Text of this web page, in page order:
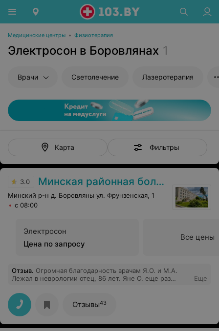
Медицинские центры • Физиотерапия
Электросон в Боровлянах 1
Врачи Светолечение Лазеротерапия
Карта Фильтры
3.0 Минская районная больница
Минский р-н д. Боровляны ул. Фрунзенская, 1
с 08:00
Электросон
Цена по запросу
Все цены
Отзыв. Огромная благодарность врачам Я.О. и М.А.
Лежал в неврологии отец, 86 лет. Яне О. еще раз
и чуткое отношение. На все многочисленные вопросы,
которые задавали и я, и отец, отвечала спокойно,
объясняла понятно. Уже прошло три месяца, а по-
прежнему вспоминаем добрым словом.
Еще
Отзывы43